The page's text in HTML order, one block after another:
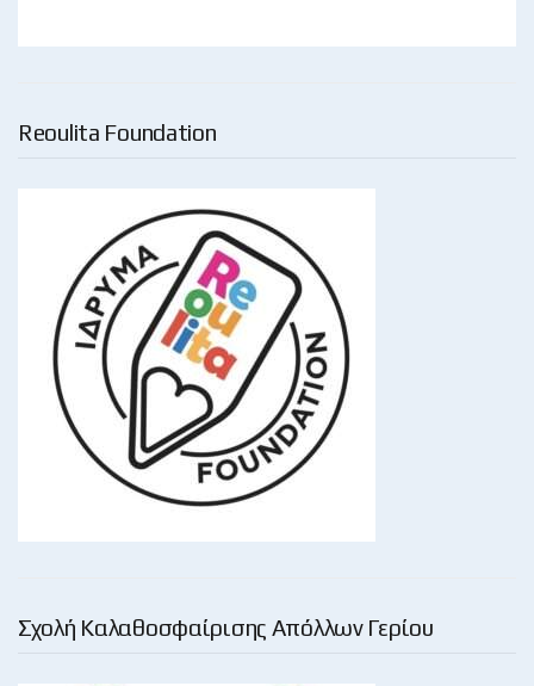
Reoulita Foundation
Σχολή Καλαθοσφαίρισης Απόλλων Γερίου